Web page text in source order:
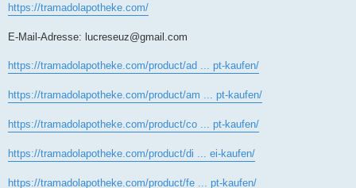
https://tramadolapotheke.com/
E-Mail-Adresse: lucreseuz@gmail.com
https://tramadolapotheke.com/product/ad ... pt-kaufen/
https://tramadolapotheke.com/product/am ... pt-kaufen/
https://tramadolapotheke.com/product/co ... pt-kaufen/
https://tramadolapotheke.com/product/di ... ei-kaufen/
https://tramadolapotheke.com/product/fe ... pt-kaufen/